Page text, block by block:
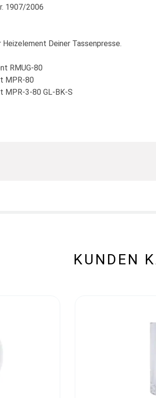
1907/2006
Deiner Tassenpresse.
RMUG-80
MPR-80
MPR-3-80 GL-BK-S
KUNDEN